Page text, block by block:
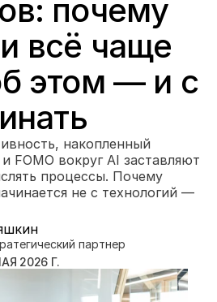
почему
всё чаще
этом — и с
накопленный
FOMO вокруг AI заставляют
процессы. Почему
не с технологий —
партнер
2026 Г.